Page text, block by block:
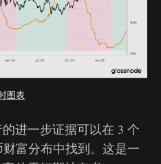
图表
进一步证据可以在 3 个
富分布中找到。这是一